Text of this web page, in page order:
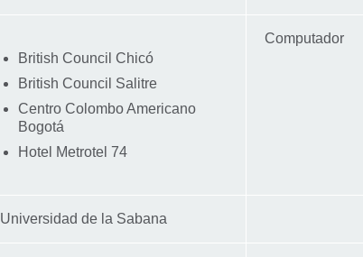
British Council Chicó
British Council Salitre
Centro Colombo Americano
Bogotá
Hotel Metrotel 74
Computador
Universidad de la Sabana